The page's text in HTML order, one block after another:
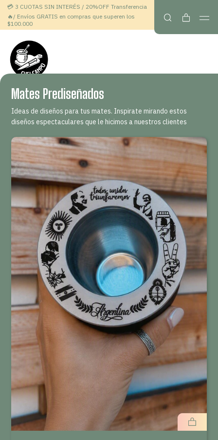
💳 3 CUOTAS SIN INTERÉS / 20%OFF Transferencia
🔥/ Envíos GRATIS en compras que superen los
$100.000
Mates Prediseñados
Ideas de diseños para tus mates. Inspirate mirando estos
diseños espectaculares que le hicimos a nuestros clientes